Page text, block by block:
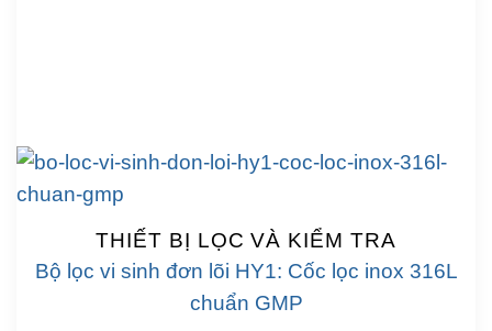
THIẾT BỊ LỌC VÀ KIỂM TRA
Bộ lọc vi sinh đơn lõi HY1: Cốc lọc inox 316L
chuẩn GMP